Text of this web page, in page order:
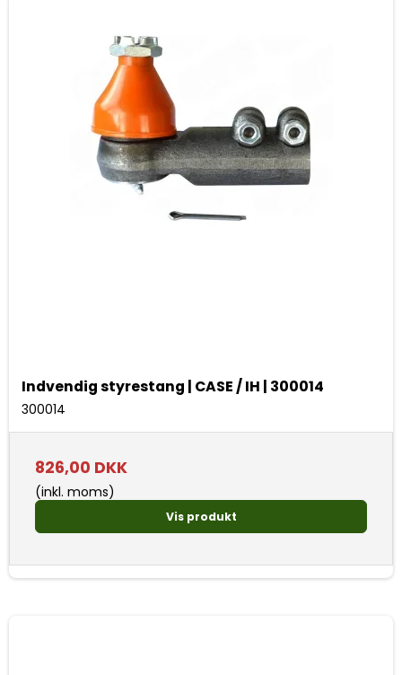
Indvendig styrestang | CASE / IH | 300014
300014
826,00 DKK
(inkl. moms)
Vis produkt